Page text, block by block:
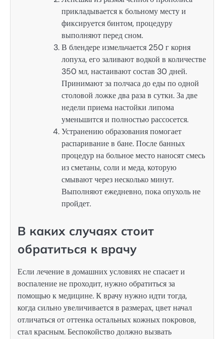
прикладывается к больному месту и
фиксируется бинтом, процедуру
выполняют перед сном.
В блендере измельчается 250 г корня
лопуха, его заливают водкой в количестве
350 мл, настаивают состав 30 дней.
Принимают за полчаса до еды по одной
столовой ложке два раза в сутки. За две
недели приема настойки липома
уменьшится и полностью рассосется.
Устранению образования помогает
распаривание в бане. После банных
процедур на больное место наносят смесь
из сметаны, соли и меда, которую
смывают через несколько минут.
Выполняют ежедневно, пока опухоль не
пройдет.
В каких случаях стоит
обратиться к врачу
Если лечение в домашних условиях не спасает и
воспаление не проходит, нужно обратиться за
помощью к медицине. К врачу нужно идти тогда,
когда сильно увеличивается в размерах, цвет начал
отличаться от оттенка остальных кожных покровов,
стал красным. Беспокойство должно вызвать